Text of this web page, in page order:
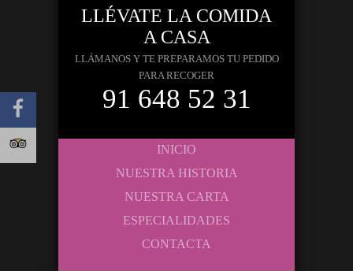
LLÉVATE LA COMIDA
A CASA
LLÁMANOS Y TE PREPARAMOS TU PEDIDO
PARA RECOGER
91 648 52 31
INICIO
NUESTRA HISTORIA
NUESTRA CARTA
ESPECIALIDADES
CONTACTA